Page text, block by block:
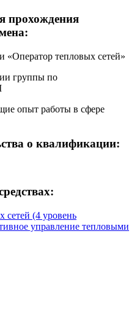
прохождения
«Оператор тепловых сетей»
группы по
опыт работы в сфере
о квалификации:
сетей (4 уровень
управление тепловыми